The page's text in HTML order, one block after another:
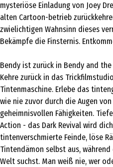
mysteriöse Einladung von Joey
alten Cartoon-betrieb
zwielichtigen Wahnsinn dieses
Bekämpfe die Finsternis.
Bendy ist zurück in Bendy and
Kehre zurück in das
Tintenmaschine. Erlebe das
wie nie zuvor durch die Augen
geheimnisvollen Fähigkeiten.
Action - das Dark Revival wird
tintenverschmierte Feinde, löse
Tintendämon selbst aus,
Welt suchst. Man weiß nie, wer